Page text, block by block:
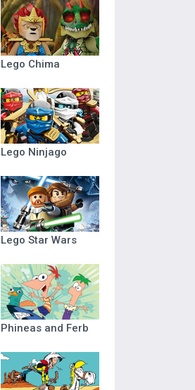
Lego Chima
Lego Ninjago
Lego Star Wars
Phineas and Ferb